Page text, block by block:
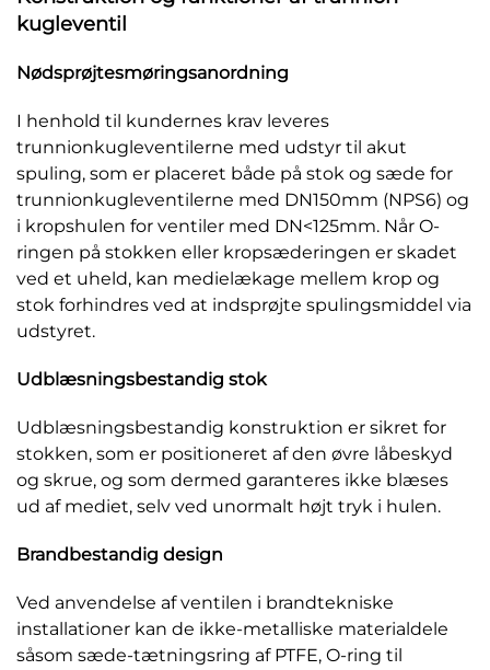
Standard enkelpistoneffekt (selvaftrykkende sæder)
kugleventil
Nødsprøjtesmøringsanordning
I henhold til kundernes krav leveres
trunnionkugleventilerne med udstyr til akut
spuling, som er placeret både på stok og sæde for
trunnionkugleventilerne med DN150mm (NPS6) og
i kropshulen for ventiler med DN<125mm. Når O-
ringen på stokken eller kropsæderingen er skadet
ved et uheld, kan medielækage mellem krop og
stok forhindres ved at indsprøjte spulingsmiddel via
udstyret.
Udblæsningsbestandig stok
Udblæsningsbestandig konstruktion er sikret for
stokken, som er positioneret af den øvre låbeskyd
og skrue, og som dermed garanteres ikke blæses
ud af mediet, selv ved unormalt højt tryk i hulen.
Brandbestandig design
Ved anvendelse af ventilen i brandtekniske
installationer kan de ikke-metalliske materialdele
såsom sæde-tætningsring af PTFE, O-ring til